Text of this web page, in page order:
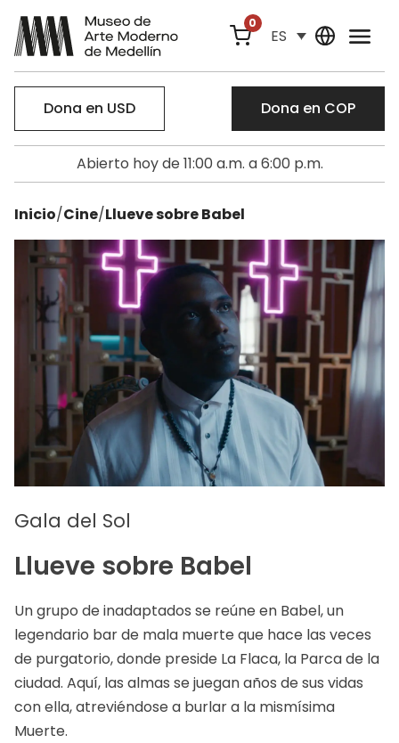
0
ES
Dona en USD Dona en COP
Abierto hoy de 11:00 a.m. a 6:00 p.m.
Inicio/Cine/Llueve sobre Babel
Gala del Sol
Llueve sobre Babel
Un grupo de inadaptados se reúne en Babel, un
legendario bar de mala muerte que hace las veces
de purgatorio, donde preside La Flaca, la Parca de la
ciudad. Aquí, las almas se juegan años de sus vidas
con ella, atreviéndose a burlar a la mismísima
Muerte.